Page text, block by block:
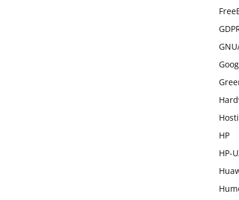
HP
HP-